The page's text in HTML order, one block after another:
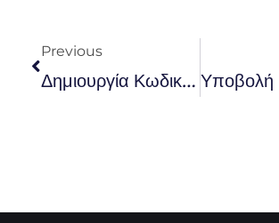
Previous
Δημιουργία Κωδικού Ασφαλείας Υποψηφίων ΓΕΛ Και ΕΠΑΛ Για Την Υποβολή Μηχανογραφικού Δελτίου(Μ.Δ.) Για Εισαγωγή Στην Τριτοβάθμια Εκπαίδευση Και Παράλληλου Μηχανογραφικού Δελτίου(Π.Μ.Δ.) Για Εισαγωγή Σε Δημόσιες ΣΑΕΚ (πρώην ΙΕΚ) Έτους 2024